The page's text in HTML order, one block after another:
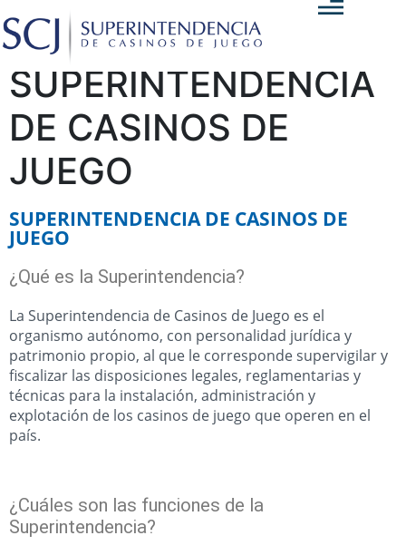
SUPERINTENDENCIA
DE CASINOS DE
JUEGO
SUPERINTENDENCIA DE CASINOS DE
JUEGO
¿Qué es la Superintendencia?
La Superintendencia de Casinos de Juego es el
organismo autónomo, con personalidad jurídica y
patrimonio propio, al que le corresponde supervigilar y
fiscalizar las disposiciones legales, reglamentarias y
técnicas para la instalación, administración y
explotación de los casinos de juego que operen en el
país.
¿Cuáles son las funciones de la
Superintendencia?